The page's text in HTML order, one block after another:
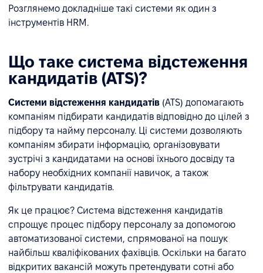
Розглянемо докладніше такі системи як один з
інструментів HRM.
Що таке система відстеження
кандидатів (ATS)?
Системи відстеження кандидатів (ATS) допомагають
компаніям підбирати кандидатів відповідно до цілей з
підбору та найму персоналу. Ці системи дозволяють
компаніям збирати інформацію, організовувати
зустрічі з кандидатами на основі їхнього досвіду та
набору необхідних компанії навичок, а також
фільтрувати кандидатів.
Як це працює? Система відстеження кандидатів
спрощує процес підбору персоналу за допомогою
автоматизованої системи, спрямованої на пошук
найбільш кваліфікованих фахівців. Оскільки на багато
відкритих вакансій можуть претендувати сотні або